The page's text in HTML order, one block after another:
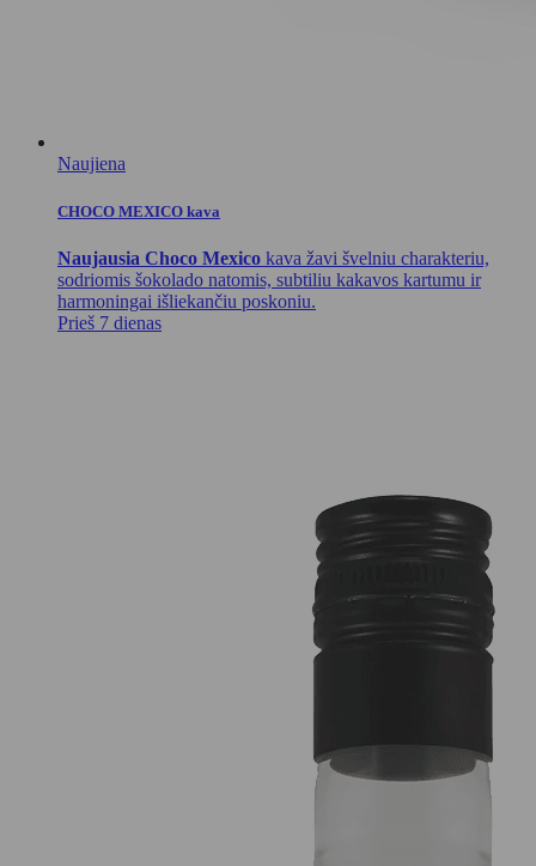
Naujiena
CHOCO MEXICO kava
Naujausia Choco Mexico kava žavi švelniu charakteriu,
sodriomis šokolado natomis, subtiliu kakavos kartumu ir
harmoningai išliekančiu poskoniu.
Prieš 7 dienas